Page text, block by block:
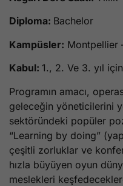
Diploma: Bachelor
Kampüsler: Montpellier
Kabul: 1., 2. Ve 3. yıl
Programın amacı,
geleceğin yöneticilerini
sektöründeki popüler
“Learning by doing”
çeşitli zorluklar ve
hızla büyüyen oyun
meslekleri